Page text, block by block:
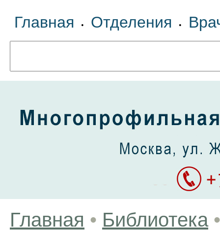
Главная • Отделения •
Главная • Библиотека •